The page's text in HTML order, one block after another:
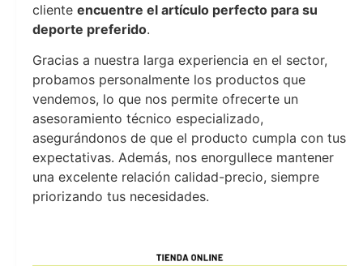
cliente encuentre el artículo perfecto para su
deporte preferido.
Gracias a nuestra larga experiencia en el sector,
probamos personalmente los productos que
vendemos, lo que nos permite ofrecerte un
asesoramiento técnico especializado,
asegurándonos de que el producto cumpla con tus
expectativas. Además, nos enorgullece mantener
una excelente relación calidad-precio, siempre
priorizando tus necesidades.